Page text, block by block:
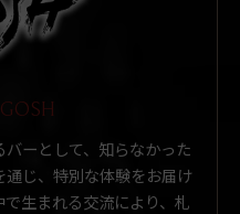
ーとして、知らなかった
じ、特別な体験をお届け
生まれる交流により、札